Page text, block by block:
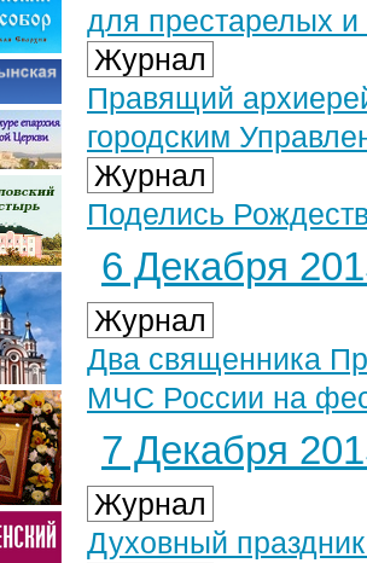
для престарелых
Журнал
Правящий
городским
Журнал
Поделись
6 Декабря
Журнал
Два священника
МЧС России на
7 Декабря
Журнал
Духовный